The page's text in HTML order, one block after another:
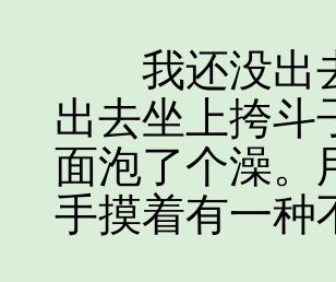
我还没出去
出去坐上挎斗
面泡了个澡。
手摸着有一种